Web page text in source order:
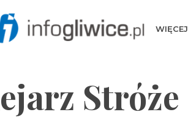
WIĘCEJ
Stróże